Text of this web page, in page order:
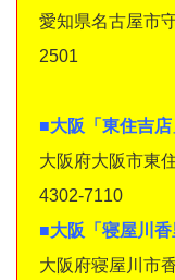
愛知県名古屋市
2501
■大阪「東住吉店
大阪府大阪市東
4302-7110
■大阪「寝屋川香
大阪府寝屋川市